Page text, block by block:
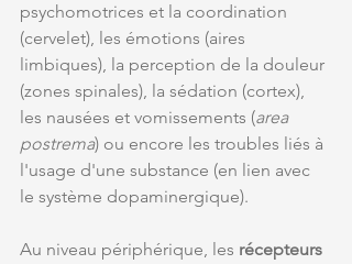
psychomotrices et la coordination
(cervelet), les émotions (aires
limbiques), la perception de la douleur
(zones spinales), la sédation (cortex),
les nausées et vomissements (area
postrema) ou encore les troubles liés à
l'usage d'une substance (en lien avec
le système dopaminergique).
Au niveau périphérique, les récepteurs